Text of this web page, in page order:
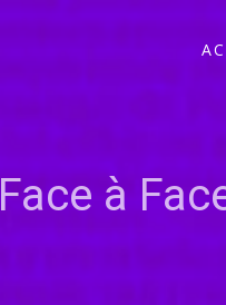
Face à